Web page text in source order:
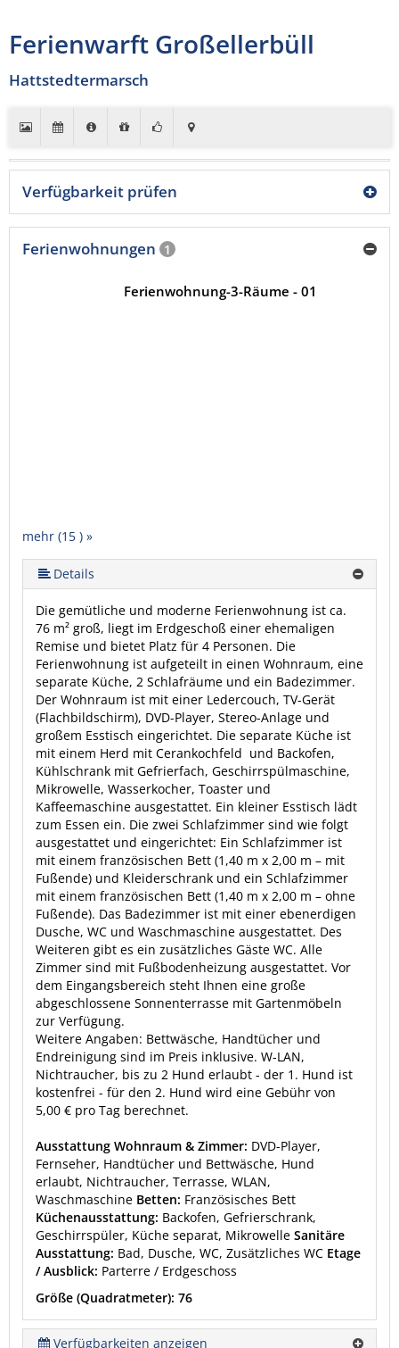
Ferienwarft Großellerbüll
Hattstedtermarsch
Verfügbarkeit prüfen
Ferienwohnungen 1
mehr (15 ) »
mehr (15 ) »
mehr (15 ) »
mehr (15 ) »
mehr (15 ) »
mehr (15 ) »
mehr (15 ) »
mehr (15 ) »
mehr (15 ) »
mehr (15 ) »
mehr (15 ) »
mehr (15 ) »
Ferienwohnung-3-Räume - 01
Details
Die gemütliche und moderne Ferienwohnung ist ca.
76 m² groß, liegt im Erdgeschoß einer ehemaligen
Remise und bietet Platz für 4 Personen. Die
Ferienwohnung ist aufgeteilt in einen Wohnraum, eine
separate Küche, 2 Schlafräume und ein Badezimmer.
Der Wohnraum ist mit einer Ledercouch, TV-Gerät
(Flachbildschirm), DVD-Player, Stereo-Anlage und
großem Esstisch eingerichtet. Die separate Küche ist
mit einem Herd mit Cerankochfeld und Backofen,
Kühlschrank mit Gefrierfach, Geschirrspülmaschine,
Mikrowelle, Wasserkocher, Toaster und
Kaffeemaschine ausgestattet. Ein kleiner Esstisch lädt
zum Essen ein. Die zwei Schlafzimmer sind wie folgt
ausgestattet und eingerichtet: Ein Schlafzimmer ist
mit einem französischen Bett (1,40 m x 2,00 m – mit
Fußende) und Kleiderschrank und ein Schlafzimmer
mit einem französischen Bett (1,40 m x 2,00 m – ohne
Fußende). Das Badezimmer ist mit einer ebenerdigen
Dusche, WC und Waschmaschine ausgestattet. Des
Weiteren gibt es ein zusätzliches Gäste WC. Alle
Zimmer sind mit Fußbodenheizung ausgestattet. Vor
dem Eingangsbereich steht Ihnen eine große
abgeschlossene Sonnenterrasse mit Gartenmöbeln
zur Verfügung.
Weitere Angaben: Bettwäsche, Handtücher und
Endreinigung sind im Preis inklusive. W-LAN,
Nichtraucher, bis zu 2 Hund erlaubt - der 1. Hund ist
kostenfrei - für den 2. Hund wird eine Gebühr von
5,00 € pro Tag berechnet.
Ausstattung Wohnraum & Zimmer: DVD-Player,
Fernseher, Handtücher und Bettwäsche, Hund
erlaubt, Nichtraucher, Terrasse, WLAN,
Waschmaschine Betten: Französisches Bett
Küchenausstattung: Backofen, Gefrierschrank,
Geschirrspüler, Küche separat, Mikrowelle Sanitäre
Ausstattung: Bad, Dusche, WC, Zusätzliches WC Etage
/ Ausblick: Parterre / Erdgeschoss
Größe (Quadratmeter): 76
Verfügbarkeiten anzeigen